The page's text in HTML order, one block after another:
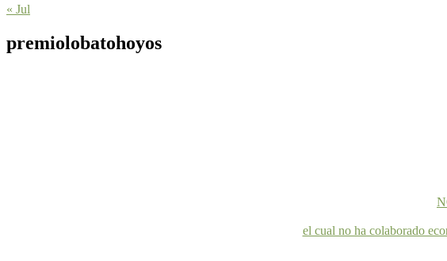
« Jul
premiolobatohoyos
el cual no ha colaborado